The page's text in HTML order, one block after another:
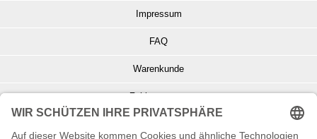
Impressum
FAQ
Warenkunde
Zahlungsarten